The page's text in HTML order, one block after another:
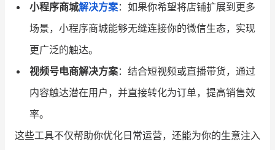
小程序商城解决方案：如果你希望将店铺扩展到更多
场景，小程序商城能够无缝连接你的微信生态，实现
更广泛的触达。
视频号电商解决方案：结合短视频或直播带货，通过
内容触达潜在用户，并直接转化为订单，提高销售效
率。
这些工具不仅帮助你优化日常运营，还能为你的生意注入